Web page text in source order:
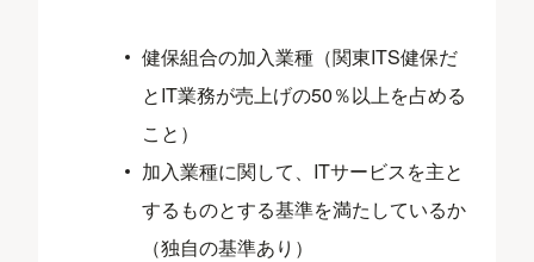
健保組合の加入業種（関東ITS健保だ
とIT業務が売上げの50％以上を占める
こと）
加入業種に関して、ITサービスを主と
するものとする基準を満たしているか
（独自の基準あり）